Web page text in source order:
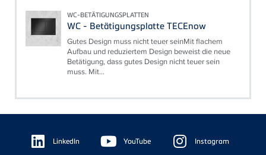
WC-BETÄTIGUNGSPLATTEN
WC - Betätigungsplatte TECEnow
Gutes Design muss nicht teuer seinMit flachem
Aufbau und reduziertem Design beweist die neue
Betätigung, dass gutes Design nicht teuer sein
muss. Mit...
Floating
Sidebar LinkedIn YouTube Instagram